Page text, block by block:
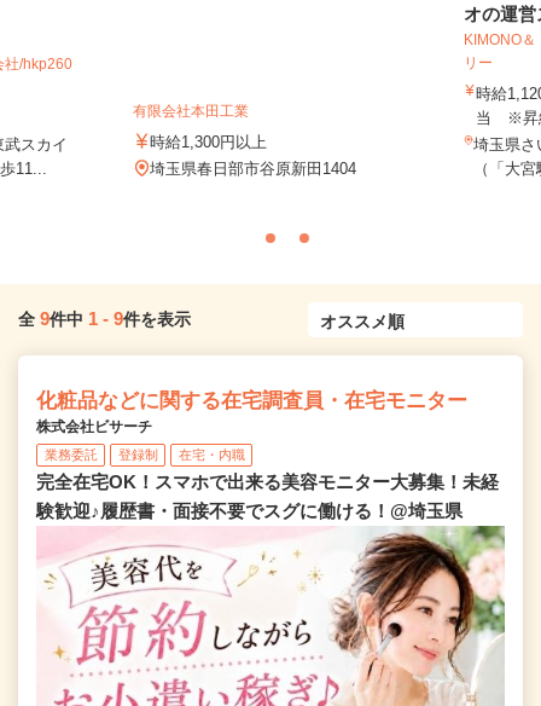
社/hkp260
スカイ
11...
有限会社本田工業
時給1,300円以上
埼玉県春日部市谷原新田1404
オの運営
KIMONO
リー
時給
当 ※昇
埼玉県さ
（「大
全 9件中 1 - 9件を表示
化粧品などに関する在宅調査員・在宅モニター
株式会社ビサーチ
業務委託 登録制 在宅・内職
完全在宅OK！スマホで出来る美容モニター大募集！未経
験歓迎♪履歴書・面接不要でスグに働ける！@埼玉県